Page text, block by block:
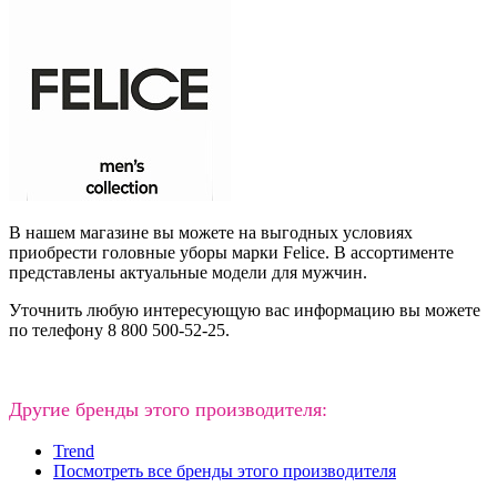
В нашем магазине вы можете на выгодных условиях
приобрести головные уборы марки Felice. В ассортименте
представлены актуальные модели для мужчин.
Уточнить любую интересующую вас информацию вы можете
по телефону 8 800 500-52-25.
Другие бренды этого производителя:
Trend
Посмотреть все бренды этого производителя